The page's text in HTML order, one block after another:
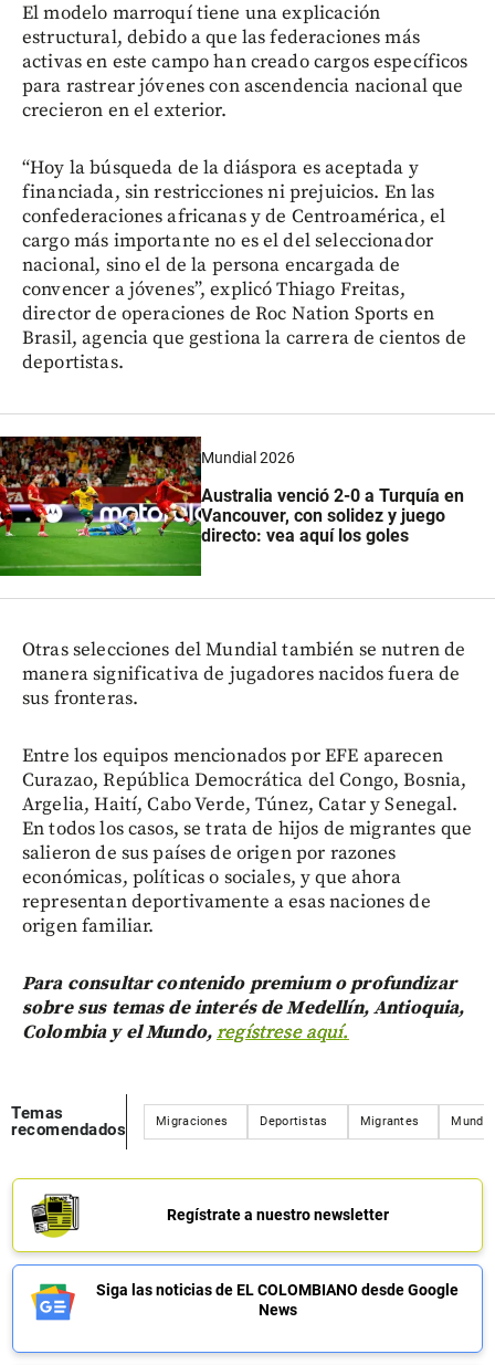
El modelo marroquí tiene una explicación
estructural, debido a que las federaciones más
activas en este campo han creado cargos específicos
para rastrear jóvenes con ascendencia nacional que
crecieron en el exterior.
“Hoy la búsqueda de la diáspora es aceptada y
financiada, sin restricciones ni prejuicios. En las
confederaciones africanas y de Centroamérica, el
cargo más importante no es el del seleccionador
nacional, sino el de la persona encargada de
convencer a jóvenes”, explicó Thiago Freitas,
director de operaciones de Roc Nation Sports en
Brasil, agencia que gestiona la carrera de cientos de
deportistas.
Mundial 2026
Australia venció 2-0 a Turquía en
Vancouver, con solidez y juego
directo: vea aquí los goles
Otras selecciones del Mundial también se nutren de
manera significativa de jugadores nacidos fuera de
sus fronteras.
Entre los equipos mencionados por EFE aparecen
Curazao, República Democrática del Congo, Bosnia,
Argelia, Haití, Cabo Verde, Túnez, Catar y Senegal.
En todos los casos, se trata de hijos de migrantes que
salieron de sus países de origen por razones
económicas, políticas o sociales, y que ahora
representan deportivamente a esas naciones de
origen familiar.
Para consultar contenido premium o profundizar
sobre sus temas de interés de Medellín, Antioquia,
Colombia y el Mundo,regístrese aquí.
Temas
recomendados
Migraciones Deportistas Migrantes
Regístrate a nuestro newsletter
Siga las noticias de EL COLOMBIANO desde Google
News